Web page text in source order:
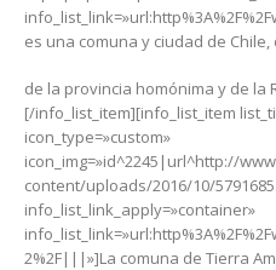
es una comuna y ciudad de Chile,
de la provincia homónima y de la
[/info_list_item][info_list_item
icon_type=»custom»
icon_img=»id^2245|url^http://
content/uploads/2016/10/
info_list_link_apply=»container»
2%2F|||»]La comuna de Tierra